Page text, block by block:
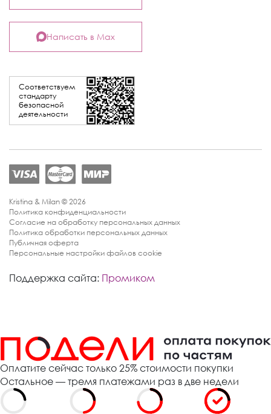
Соответствуем
стандарту
безопасной
деятельности
Написать в Max
Kristina & Milan © 2026
Политика конфиденциальности
Согласие на обработку персональных данных
Политика обработки персональных данных
Публичная оферта
Персональные настройки файлов cookie
Поддержка сайта: Промиком
Оплатите сейчас только 25% стоимости покупки
Остальное — тремя платежами раз в две недели